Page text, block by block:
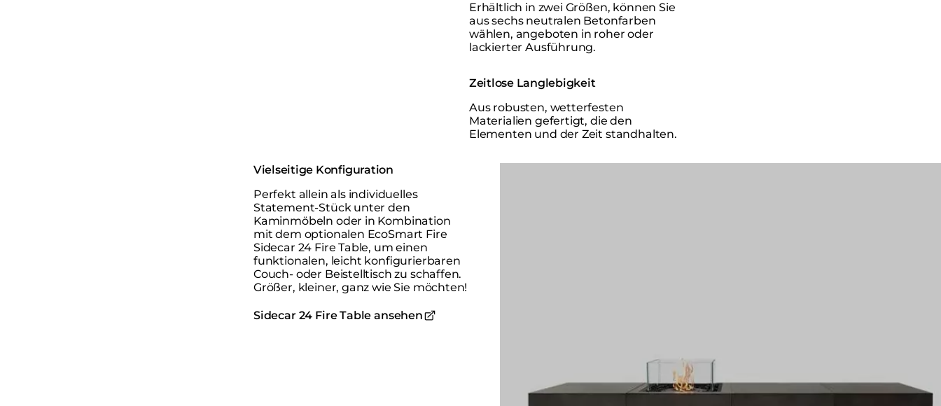
Erhältlich in zwei Größen, können Sie
aus sechs neutralen Betonfarben
wählen, angeboten in roher oder
lackierter Ausführung.
Zeitlose Langlebigkeit
Aus robusten, wetterfesten
Materialien gefertigt, die den
Elementen und der Zeit standhalten.
Vielseitige Konfiguration
Perfekt allein als individuelles
Statement-Stück unter den
Kaminmöbeln oder in Kombination
mit dem optionalen EcoSmart Fire
Sidecar 24 Fire Table, um einen
funktionalen, leicht konfigurierbaren
Couch- oder Beistelltisch zu schaffen.
Größer, kleiner, ganz wie Sie möchten!
Sidecar 24 Fire Table ansehen